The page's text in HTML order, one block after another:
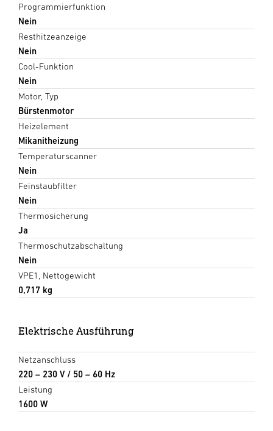
Programmierfunktion
Nein
Resthitzeanzeige
Nein
Cool-Funktion
Nein
Motor, Typ
Bürstenmotor
Heizelement
Mikanitheizung
Temperaturscanner
Nein
Feinstaubfilter
Nein
Thermosicherung
Ja
Thermoschutzabschaltung
Nein
VPE1, Nettogewicht
0,717 kg
Elektrische Ausführung
Netzanschluss
220 – 230 V / 50 – 60 Hz
Leistung
1600 W